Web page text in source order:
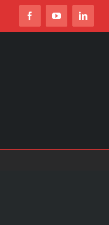
FacebookYouTube